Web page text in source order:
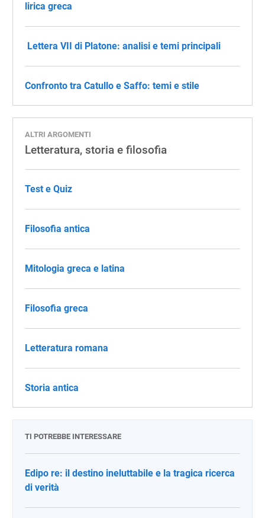
lirica greca
​ Lettera VII di Platone: analisi e temi principali
​​Confronto tra Catullo e Saffo: temi e stile
ALTRI ARGOMENTI
Letteratura, storia e filosofia
Test e Quiz
Filosofia antica
Mitologia greca e latina
Filosofia greca
Letteratura romana
Storia antica
TI POTREBBE INTERESSARE
Edipo re: il destino ineluttabile e la tragica ricerca
di verità